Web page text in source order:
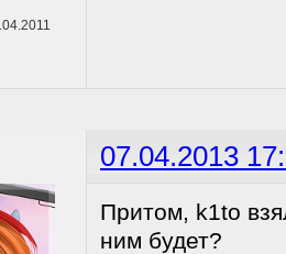
07.04.2013
Притом, k1to
ним будет?